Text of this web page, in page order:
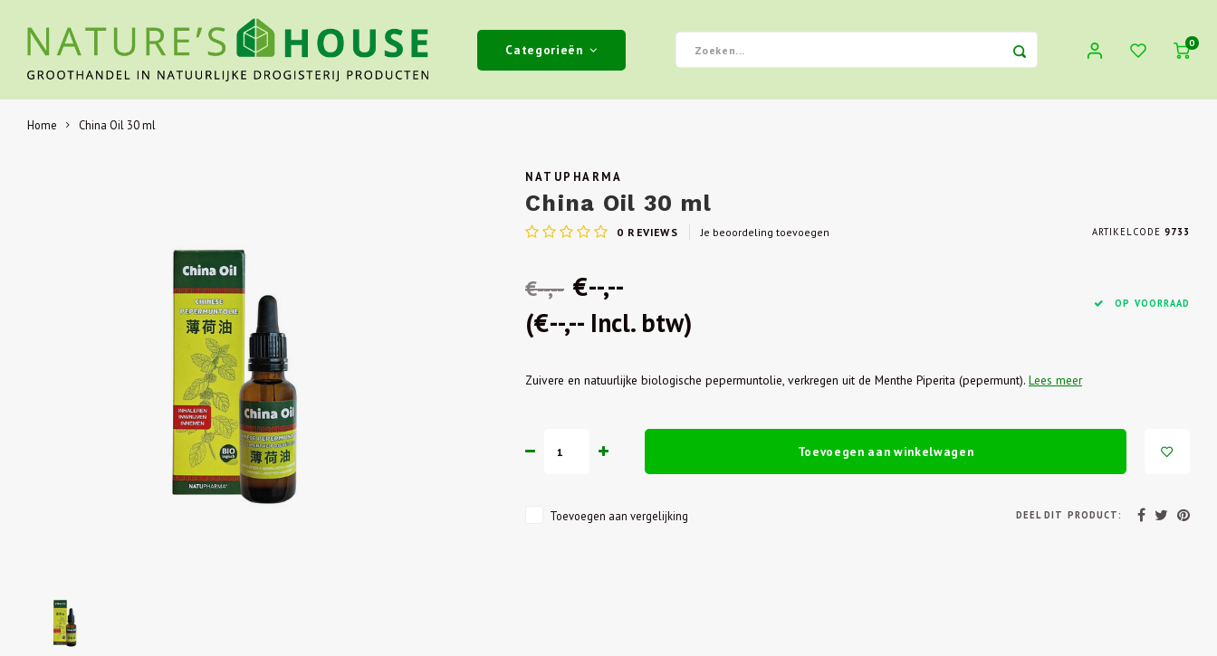
Categorieën 0
Home China Oil 30 ml
NATUPHARMA
China Oil 30 ml
0 REVIEWS Je beoordeling toevoegen ARTIKELCODE 9733
€--,-- €--,--
(€--,-- Incl. btw)
OP VOORRAAD
Zuivere en natuurlijke biologische pepermuntolie, verkregen uit de Menthe Piperita (pepermunt). Lees meer
Toevoegen aan winkelwagen
Toevoegen aan vergelijking DEEL DIT PRODUCT: